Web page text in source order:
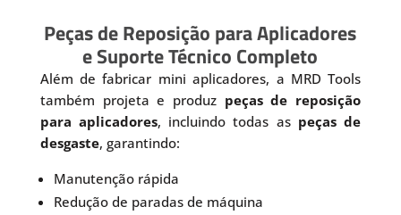
Peças de Reposição para Aplicadores
e Suporte Técnico Completo
Além de fabricar mini aplicadores, a MRD Tools
também projeta e produz peças de reposição
para aplicadores, incluindo todas as peças de
desgaste, garantindo:
Manutenção rápida
Redução de paradas de máquina